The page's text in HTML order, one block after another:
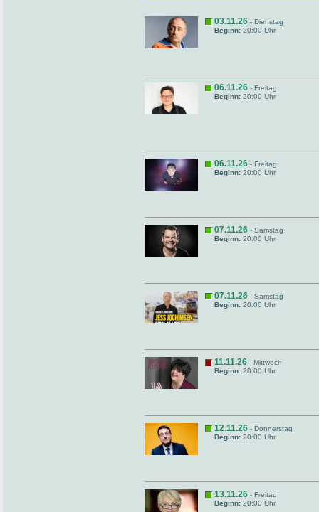
03.11.26 - Dienstag
Beginn: 20:00 Uhr
06.11.26 - Freitag
Beginn: 20:00 Uhr
06.11.26 - Freitag
Beginn: 20:00 Uhr
07.11.26 - Samstag
Beginn: 20:00 Uhr
07.11.26 - Samstag
Beginn: 20:00 Uhr
11.11.26 - Mittwoch
Beginn: 20:00 Uhr
12.11.26 - Donnerstag
Beginn: 20:00 Uhr
13.11.26 - Freitag
Beginn: 20:00 Uhr